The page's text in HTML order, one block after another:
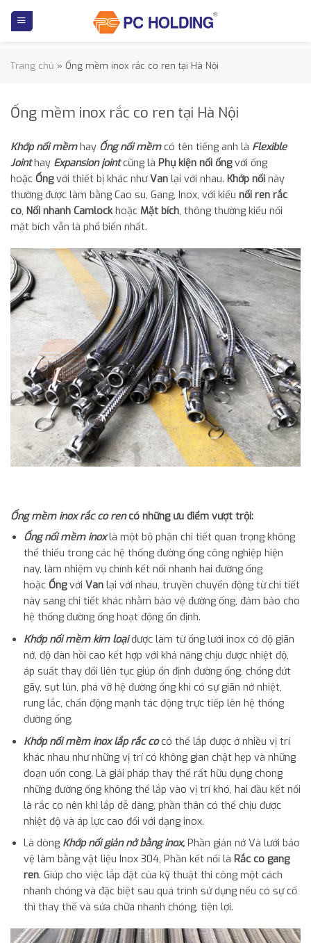
Trang chủ » Ống mềm inox rắc co ren tại Hà Nội
Ống mềm inox rắc co ren tại Hà Nội
Khớp nối mềmhay Ống nối mềmcó tên tiếng anh là Flexible
Jointhay Expansion jointcũng là Phụ kiện nối ốngvới ống
hoặc Ốngvới thiết bị khác nhưVan lại với nhau. Khớp nối này
thường được làm bằng Cao su, Gang, Inox, với kiểu nối ren rắc
co, Nối nhanh Camlockhoặc Mặt bích, thông thường kiểu nối
mặt bích vẫn là phổ biến nhất.
Ống mềm inox rắc co ren có những ưu điểm vượt trội:
Ống nối mềm inoxlà một bộ phận chi tiết quan trọng không
thể thiếu trong các hệ thống đường ống công nghiệp hiện
nay, làm nhiệm vụ chính kết nối nhanh hai đường ống
hoặc Ốngvới Vanlại với nhau, truyền chuyển động từ chi tiết
này sang chi tiết khác nhằm bảo vệ đường ống, đảm bảo cho
hệ thống đường ống hoạt động ổn định.
Khớp nối mềm kim loại được làm từ ống lưới inox có độ giãn
nở, độ đàn hồi cao kết hợp với khả năng chịu được nhiệt độ,
áp suất thay đổi liên tục giúp ổn định đường ống, chống đứt
gãy, sụt lún, phá vỡ hệ đường ống khi có sự giãn nở nhiệt,
rung lắc, chấn động mạnh tác động trực tiếp lên hệ thống
đường ống.
Khớp nối mềm inox lắp rắc cocó thể lắp được ở nhiều vị trí
khác nhau như những vị trí có không gian chật hẹp và những
đoạn uốn cong. Là giải pháp thay thế rất hữu dụng chong
những đường ống không thể lắp vào vị trí khó, hai đầu kết nối
là rắc co nên khi lắp dễ dàng, phần thân có thể chịu được
nhiệt độ và áp lực cao đối với dạng inox.
Là dòng Khớp nối giản nở bằng inox,Phần giản nở Và lưới bảo
vệ làm bằng vật liệu Inox 304, Phần kết nối là Rắc co gang
ren. Giúp cho việc lắp đặt của kỹ thuật thi công một cách
nhanh chóng và đặc biệt sau quá trình sử dụng nếu có sự cố
thì thay thế và sửa chữa nhanh chóng, tiện lợi.